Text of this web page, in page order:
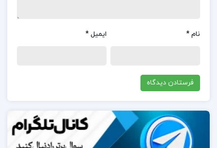
ساختارهای ایران را با کشورهایی که به شیوه لیبرال
شده و به عنوان نخستین کتاب درسی در این زمینه
مختلفی از جمله تاریخچه قانون اساسی ایران، نقش و
وظایف نهادهای مختلف حکومتی، اصول و مبانی حقوقی و
تأثیرات اجتماعی و فرهنگی قانون اساسی بر جامعه
نام * ایمیل *